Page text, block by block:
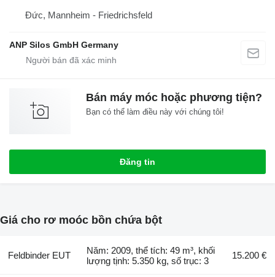
Đức, Mannheim - Friedrichsfeld
ANP Silos GmbH Germany
Bán máy móc hoặc phương tiện?
Bạn có thể làm điều này với chúng tôi!
Đăng tin
Giá cho rơ moóc bồn chứa bột
Feldbinder EUT
Năm: 2009, thể tích: 49 m³, khối
lượng tịnh: 5.350 kg, số trục: 3
15.200 €